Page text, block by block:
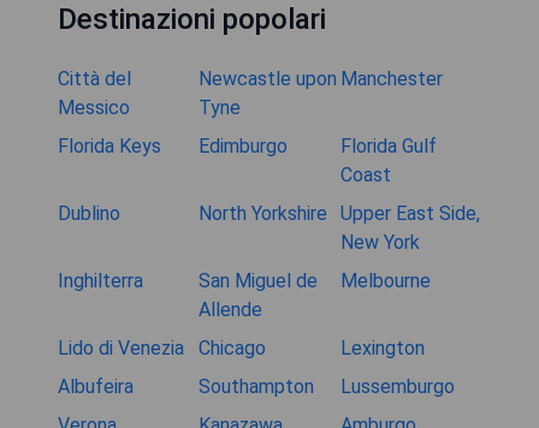
Destinazioni popolari
Città del
Messico
Newcastle upon
Tyne
Manchester
Florida Keys Edimburgo
Florida Gulf
Coast
Dublino
North Yorkshire
Upper East Side,
New York
Inghilterra
San Miguel de
Allende
Melbourne
Lido di Venezia Chicago
Lexington
Albufeira
Southampton
Lussemburgo